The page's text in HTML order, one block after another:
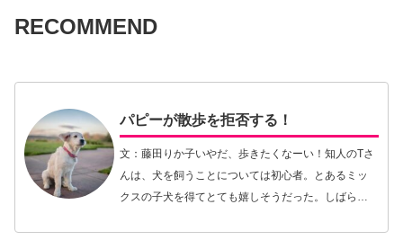
RECOMMEND
パピーが散歩を拒否する！
文：藤田りか子いやだ、歩きたくなーい！知人のTさ
んは、犬を飼うことについては初心者。とあるミッ
クスの子犬を得てとても嬉しそうだった。しばらく